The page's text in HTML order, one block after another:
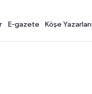
E-gazete Köşe Yazarları